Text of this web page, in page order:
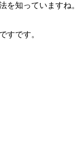
を知っていますね。
すです。